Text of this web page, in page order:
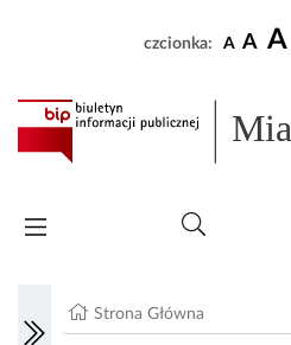
czcionka: A A A
Strona Główna